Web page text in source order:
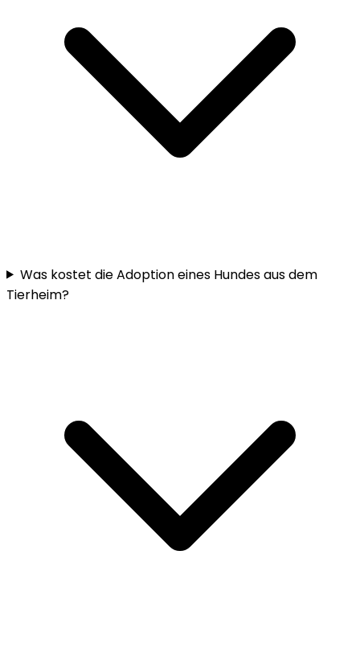
Was kostet die Adoption eines Hundes aus dem
Tierheim?